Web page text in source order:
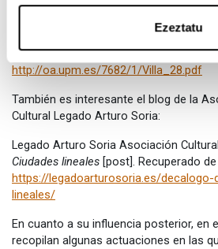
Ezeztatu
http://oa.upm.es/10922/1/
Navascués Palacio, P. (1969). La
Villa de Madrid,28, 49-58. Recuperado
http://oa.upm.es/7682/1/Villa_28.pdf
También es interesante el blog de la
Cultural Legado Arturo Soria:
Legado Arturo Soria Asociación
Ciudades lineales [post]. Recuperado de
https://legadoarturosoria.es/decalogo-
lineales/
En cuanto a su influencia posterior, en
recopilan algunas actuaciones en las